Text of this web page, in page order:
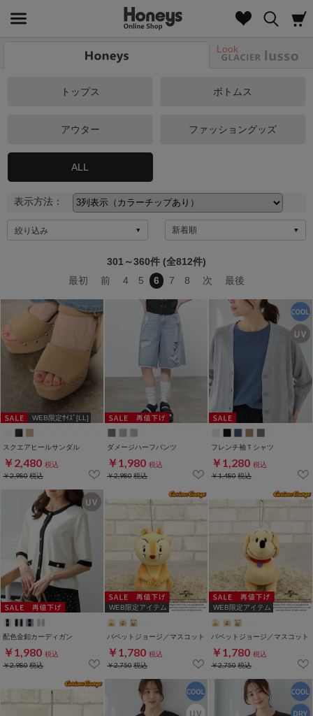
Look
トップス ボトムス
アウター ファッショングッズ
ALL
表示方法：
絞り込み
301～360件 (全812件)
最初
前 4 5 6 7 8 次 最後
WEB限定ｻｲｽﾞ[LL]
スクエアヒールサンダル
￥2,480 税込
￥2,980税込
ダメージハーフパンツ
￥1,980 税込
￥2,980税込
フレンチ袖Ｔシャツ
￥1,280 税込
￥1,480税込
配色金釦カーディガン
￥1,980 税込
￥2,980税込
WEB限定アイテム
パペットジョージ／マスコット
￥1,780 税込
￥2,750税込
WEB限定アイテム
パペットジョージ／マスコット
￥1,780 税込
￥2,750税込